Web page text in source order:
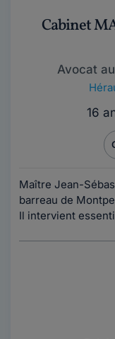
Cabinet
Avocat
16
Maître Jean-
barreau de
Il intervient